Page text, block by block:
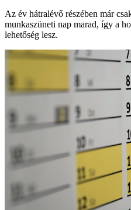
Az év hátralévő részében már
munkaszüneti nap marad, így a
lehetőség lesz.